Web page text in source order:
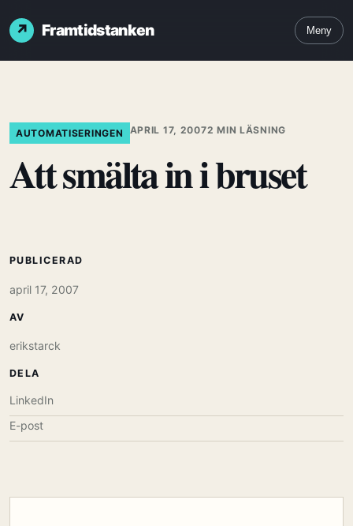
Framtidstanken Meny
AUTOMATISERINGEN APRIL 17, 20072 MIN LÄSNING
Att smälta in i bruset
PUBLICERAD
april 17, 2007
AV
erikstarck
DELA
LinkedIn
E-post